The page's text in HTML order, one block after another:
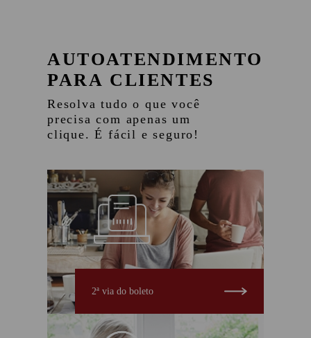
AUTOATENDIMENTO
PARA CLIENTES
Resolva tudo o que você
precisa com apenas um
clique. É fácil e seguro!
2ª via do boleto